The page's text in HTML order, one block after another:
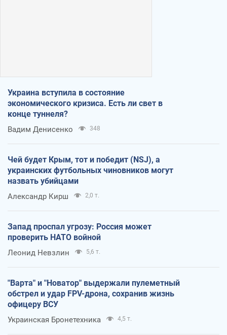
Украина вступила в состояние
экономического кризиса. Есть ли свет в
конце туннеля?
Вадим Денисенко 348
Чей будет Крым, тот и победит (NSJ), а
украинских футбольных чиновников могут
назвать убийцами
Александр Кирш 2,0 т.
Запад проспал угрозу: Россия может
проверить НАТО войной
Леонид Невзлин 5,6 т.
"Варта" и "Новатор" выдержали пулеметный
обстрел и удар FPV-дрона, сохранив жизнь
офицеру ВСУ
Украинская Бронетехника 4,5 т.